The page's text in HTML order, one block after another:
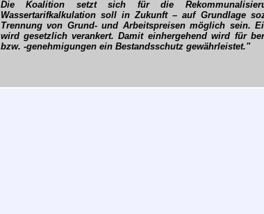
Die Koalition setzt sich für die
Wassertarifkalkulation soll in Zukunft – auf Grundlage
Trennung von Grund- und Arbeitspreisen möglich sein.
wird gesetzlich verankert. Damit einhergehend wird für
bzw. -genehmigungen ein Bestandsschutz gewährleistet."